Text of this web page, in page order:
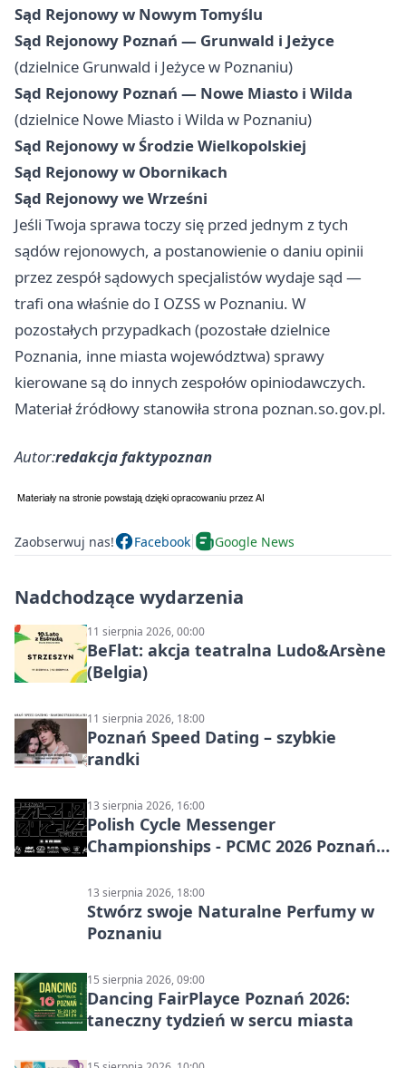
Sąd Rejonowy w Nowym Tomyślu
Sąd Rejonowy Poznań — Grunwald i Jeżyce
(dzielnice Grunwald i Jeżyce w Poznaniu)
Sąd Rejonowy Poznań — Nowe Miasto i Wilda
(dzielnice Nowe Miasto i Wilda w Poznaniu)
Sąd Rejonowy w Środzie Wielkopolskiej
Sąd Rejonowy w Obornikach
Sąd Rejonowy we Wrześni
Jeśli Twoja sprawa toczy się przed jednym z tych
sądów rejonowych, a postanowienie o daniu opinii
przez zespół sądowych specjalistów wydaje sąd —
trafi ona właśnie do I OZSS w Poznaniu. W
pozostałych przypadkach (pozostałe dzielnice
Poznania, inne miasta województwa) sprawy
kierowane są do innych zespołów opiniodawczych.
Materiał źródłowy stanowiła strona poznan.so.gov.pl.
Autor:redakcja faktypoznan
Zaobserwuj nas! Facebook Google News
Nadchodzące wydarzenia
11 sierpnia 2026, 00:00
BeFlat: akcja teatralna Ludo&Arsène
(Belgia)
11 sierpnia 2026, 18:00
Poznań Speed Dating – szybkie
randki
13 sierpnia 2026, 16:00
Polish Cycle Messenger
Championships - PCMC 2026 Poznań:
13 sierpnia 2026, 18:00
Stwórz swoje Naturalne Perfumy w
Poznaniu
15 sierpnia 2026, 09:00
Dancing FairPlayce Poznań 2026:
taneczny tydzień w sercu miasta